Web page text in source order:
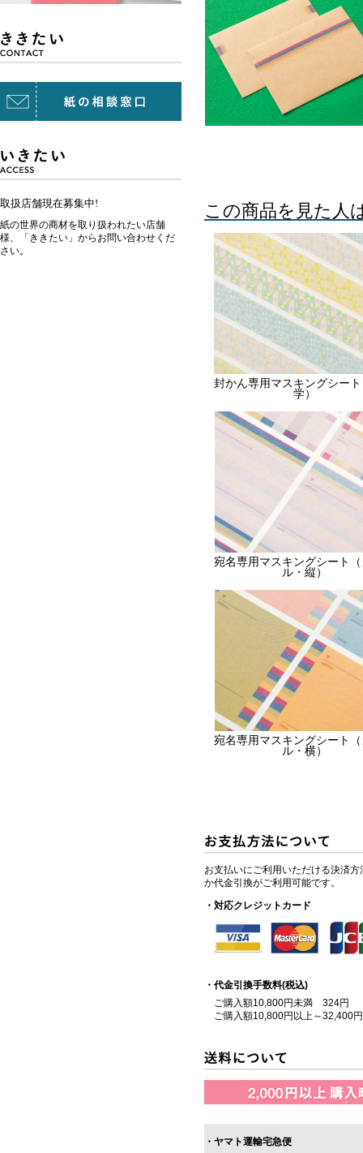
取扱店舗現在募集中!
紙の世界の商材を取り扱われたい店舗
様、「ききたい」からお問い合わせくだ
さい。
この商品を見た人
封かん専用マスキングシー
学）
宛名専用マスキングシート
ル・縦）
宛名専用マスキングシート
ル・横）
お支払いにご利用いただける決済
か代金引換がご利用可能です。
・対応クレジットカード
・代金引換手数料(税込)
ご購入額10,800円未満 324円
ご購入額10,800円以上～32,400
・ヤマト運輸宅急便